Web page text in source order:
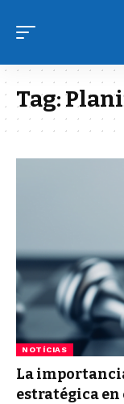
Tag:
NOTÍCIAS
La
estratégica